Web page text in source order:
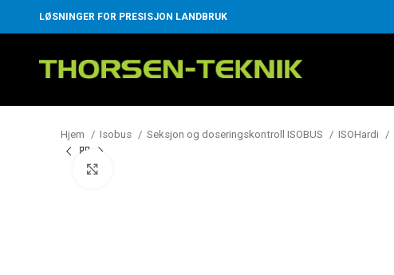
LØSNINGER FOR PRESISJON LANDBRUK
Hjem Isobus Seksjon og doseringskontroll ISOBUS ISOHardi